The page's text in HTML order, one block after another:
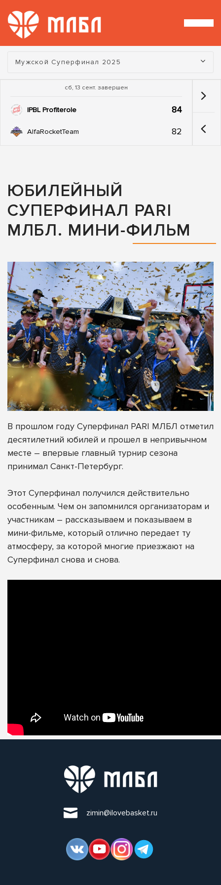
Турнир:
Мужской Суперфинал 2025
сб, 13 сент. завершен
IPBL Profiterole 84
AlfaRocketTeam 82
ЮБИЛЕЙНЫЙ
СУПЕРФИНАЛ PARI
МЛБЛ. МИНИ-ФИЛЬМ
В прошлом году Суперфинал PARI МЛБЛ отметил
десятилетний юбилей и прошел в непривычном
месте – впервые главный турнир сезона
принимал Санкт-Петербург.
Этот Суперфинал получился действительно
особенным. Чем он запомнился организаторам и
участникам – рассказываем и показываем в
мини-фильме, который отлично передает ту
атмосферу, за которой многие приезжают на
Суперфинал снова и снова.
zimin@ilovebasket.ru